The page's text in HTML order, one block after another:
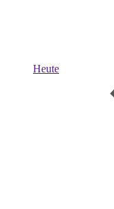
Heute